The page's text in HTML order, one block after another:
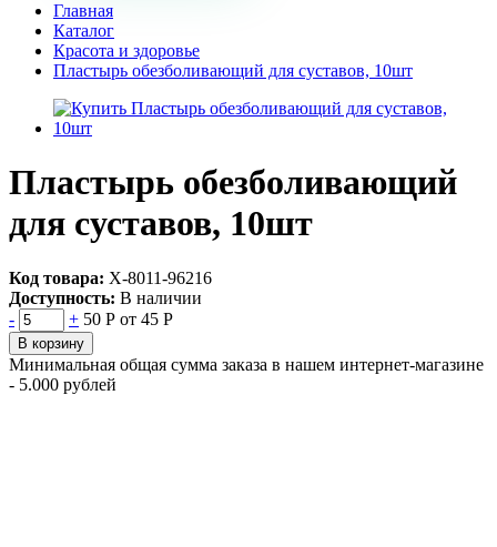
Главная
Каталог
Красота и здоровье
Пластырь обезболивающий для суставов, 10шт
Пластырь обезболивающий
для суставов, 10шт
Код товара: Х-8011-96216
Доступность: В наличии
-
+ 50 Р от 45 Р
В корзину
Минимальная общая сумма заказа в нашем интернет-магазине
- 5.000 рублей